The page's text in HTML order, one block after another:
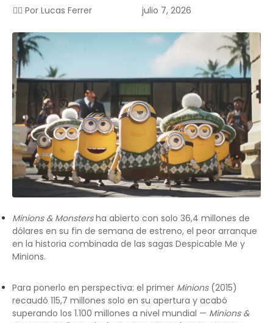
✍🏻 Por Lucas Ferrer julio 7, 2026
Minions & Monstersha abierto con solo 36,4 millones de
dólares en su fin de semana de estreno, el peor arranque
en la historia combinada de las sagas Despicable Me y
Minions.
Para ponerlo en perspectiva: el primer Minions(2015)
recaudó 115,7 millones solo en su apertura y acabó
superando los 1.100 millones a nivel mundial — Minions &